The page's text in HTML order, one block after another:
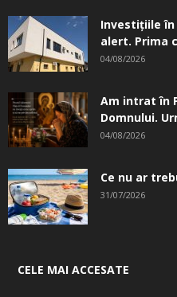
Investițiile
alert. Prima
04/08/2026
Am intrat în
Domnului.
04/08/2026
Ce nu ar
31/07/2026
CELE MAI ACCESATE